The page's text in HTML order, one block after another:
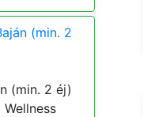
(min. 2
(min. 2 éj)